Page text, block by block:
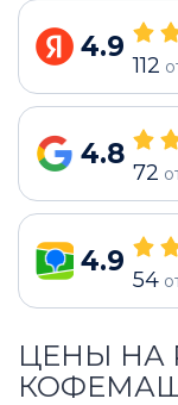
4.9
112
4.8
72
4.9
54
ЦЕНЫ НА